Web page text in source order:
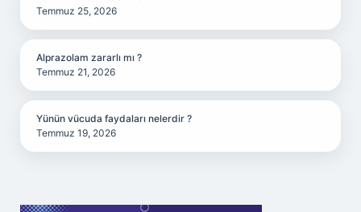
Temmuz 25, 2026
Alprazolam zararlı mı ?
Temmuz 21, 2026
Yünün vücuda faydaları nelerdir ?
Temmuz 19, 2026